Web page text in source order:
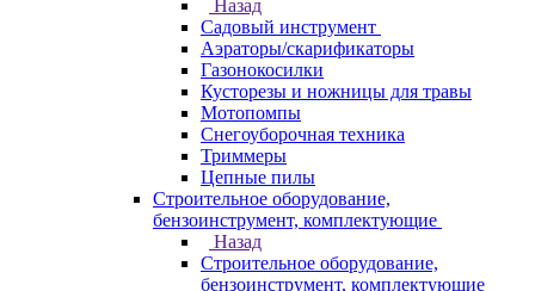
Назад
Садовый инструмент
Аэраторы/скарификаторы
Газонокосилки
Кусторезы и ножницы для травы
Мотопомпы
Снегоуборочная техника
Триммеры
Цепные пилы
Строительное оборудование,
бензоинструмент, комплектующие
Назад
Строительное оборудование,
бензоинструмент, комплектующие